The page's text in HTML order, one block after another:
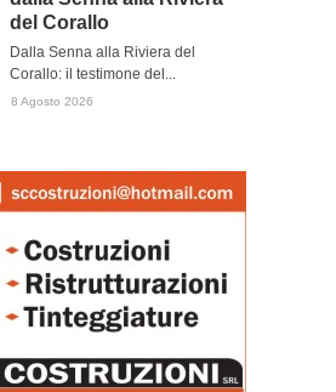
del Corallo
Dalla Senna alla Riviera del
Corallo: il testimone del...
8 Agosto 2026